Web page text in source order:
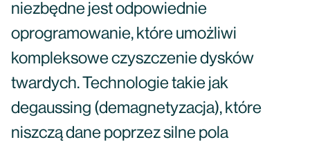
niezbędne jest odpowiednie
oprogramowanie, które umożliwi
kompleksowe czyszczenie dysków
twardych. Technologie takie jak
degaussing (demagnetyzacja), które
niszczą dane poprzez silne pola